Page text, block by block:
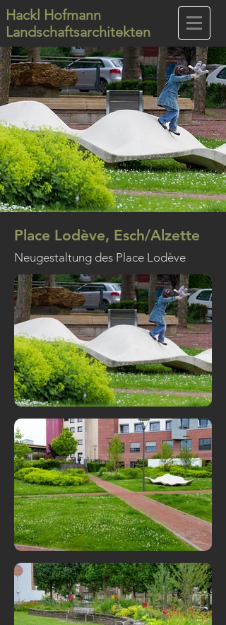
Hackl Hofmann
Landschaftsarchitekten
Place Lodève, Esch/Alzette
Neugestaltung des Place Lodève